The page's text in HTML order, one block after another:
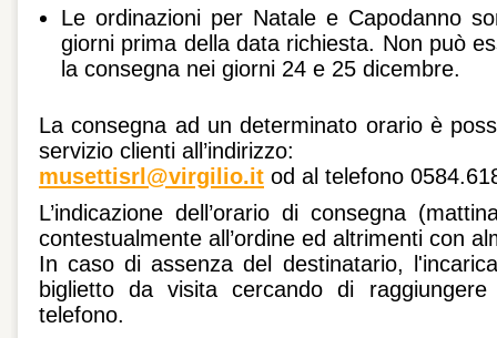
Le ordinazioni per Natale e Capodanno
giorni prima della data richiesta. Non può
la consegna nei giorni 24 e 25 dicembre.
La consegna ad un determinato orario è
servizio clienti all’indirizzo:
musettisrl@virgilio.it od al telefono
L’indicazione dell’orario di consegna
contestualmente all’ordine ed altrimenti con
In caso di assenza del destinatario,
biglietto da visita cercando di
telefono.